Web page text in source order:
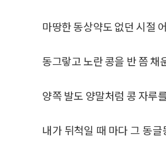
마땅한 동상약도 없던 시절
동그랗고 노란 콩을 반 쯤
양쪽 발도 양말처럼 콩 자루
내가 뒤척일 때 마다 그 동